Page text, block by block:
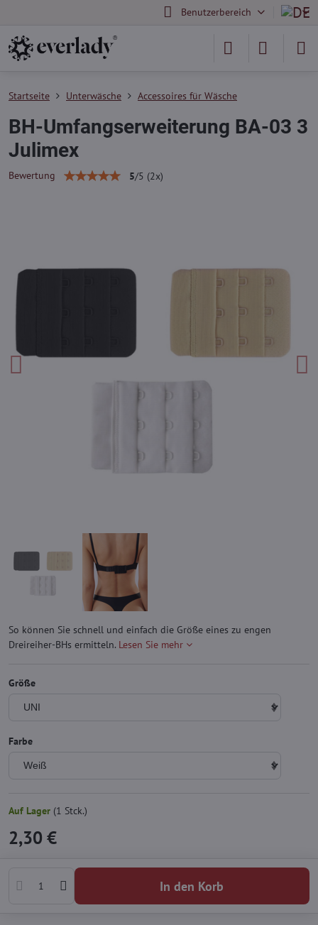
Benutzerbereich
Startseite Unterwäsche Accessoires für Wäsche
BH-Umfangserweiterung BA-03 3
Julimex
Bewertung 5/5 (2x)
So können Sie schnell und einfach die Größe eines zu engen
Dreireiher-BHs ermitteln. Lesen Sie mehr
Größe
Farbe
Auf Lager (1 Stck.)
2,30 €
In den Korb